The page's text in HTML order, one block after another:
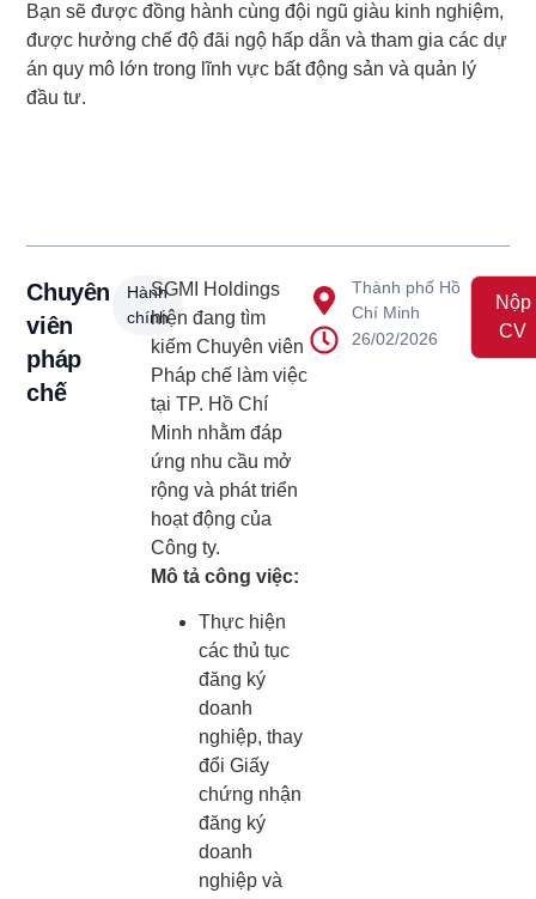
Bạn sẽ được đồng hành cùng đội ngũ giàu kinh nghiệm,
được hưởng chế độ đãi ngộ hấp dẫn và tham gia các dự
án quy mô lớn trong lĩnh vực bất động sản và quản lý
đầu tư.
Chuyên
viên
pháp
chế
Hành
chính
SGMI Holdings
hiện đang tìm
kiếm Chuyên viên
Pháp chế làm việc
tại TP. Hồ Chí
Minh nhằm đáp
ứng nhu cầu mở
rộng và phát triển
hoạt động của
Công ty.
Mô tả công việc:
Thực hiện
các thủ tục
đăng ký
doanh
nghiệp, thay
đổi Giấy
chứng nhận
đăng ký
doanh
nghiệp và
Thành phố Hồ
Chí Minh
26/02/2026
Nộp
CV